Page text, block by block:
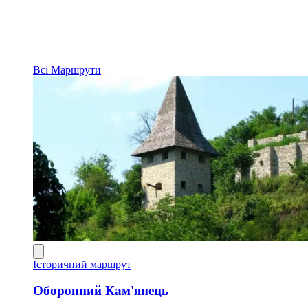
Всі Маршрути
Історичний маршрут
Оборонний Кам'янець